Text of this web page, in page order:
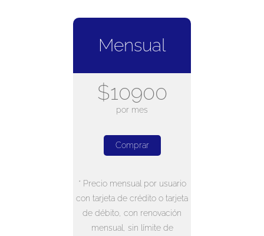
Mensual
$10900
por mes
Comprar
* Precio mensual por usuario
con tarjeta de crédito o tarjeta
de débito, con renovación
mensual, sin límite de